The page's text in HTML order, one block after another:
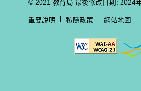
© 2021 教育局 最後修改日期: 2024
重要說明 私隱政策 網站地圖